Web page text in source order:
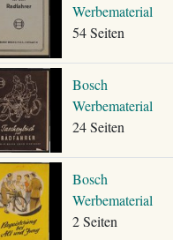
Werbematerial
54 Seiten
Bosch
Werbematerial
24 Seiten
Bosch
Werbematerial
2 Seiten